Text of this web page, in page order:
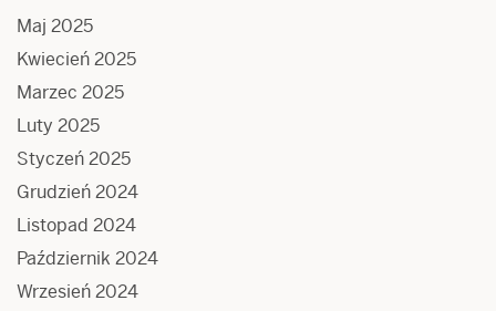
Maj 2025
Kwiecień 2025
Marzec 2025
Luty 2025
Styczeń 2025
Grudzień 2024
Listopad 2024
Październik 2024
Wrzesień 2024